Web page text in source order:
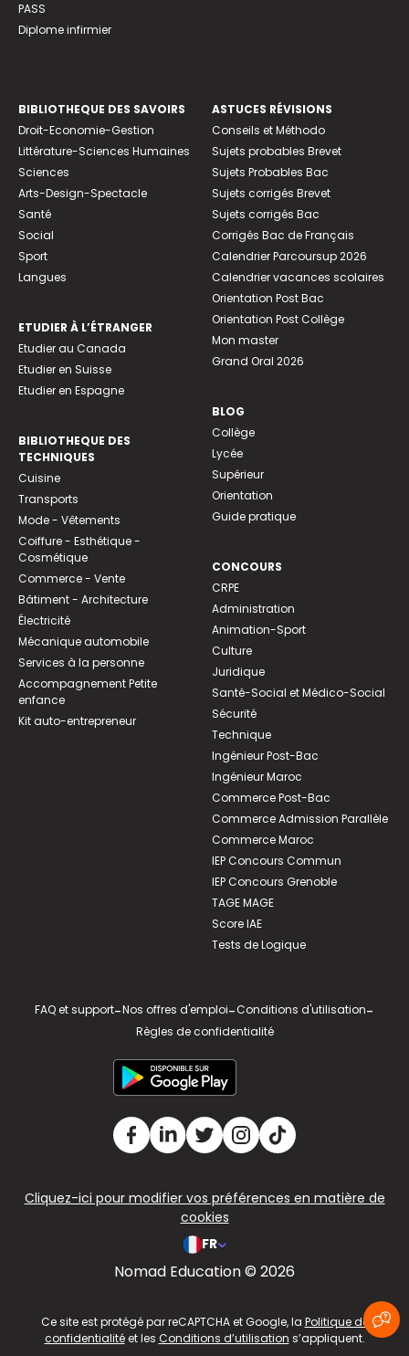
PASS
Diplome infirmier
BIBLIOTHEQUE DES SAVOIRS
Droit-Economie-Gestion
Littérature-Sciences Humaines
Sciences
Arts-Design-Spectacle
Santé
Social
Sport
Langues
ETUDIER À L’ÉTRANGER
Etudier au Canada
Etudier en Suisse
Etudier en Espagne
BIBLIOTHEQUE DES
TECHNIQUES
Cuisine
Transports
Mode - Vêtements
Coiffure - Esthétique -
Cosmétique
Commerce - Vente
Bâtiment - Architecture
Électricité
Mécanique automobile
Services à la personne
Accompagnement Petite
enfance
Kit auto-entrepreneur
ASTUCES RÉVISIONS
Conseils et Méthodo
Sujets probables Brevet
Sujets Probables Bac
Sujets corrigés Brevet
Sujets corrigés Bac
Corrigés Bac de Français
Calendrier Parcoursup 2026
Calendrier vacances scolaires
Orientation Post Bac
Orientation Post Collège
Mon master
Grand Oral 2026
BLOG
Collège
Lycée
Supérieur
Orientation
Guide pratique
CONCOURS
CRPE
Administration
Animation-Sport
Culture
Juridique
Santé-Social et Médico-Social
Sécurité
Technique
Ingénieur Post-Bac
Ingénieur Maroc
Commerce Post-Bac
Commerce Admission Parallèle
Commerce Maroc
IEP Concours Commun
IEP Concours Grenoble
TAGE MAGE
Score IAE
Tests de Logique
FAQ et support-Nos offres d'emploi-Conditions d'utilisation-
Règles de confidentialité
Cliquez-ici pour modifier vos préférences en matière de
cookies
FR
Nomad Education © 2026
Ce site est protégé par reCAPTCHA et Google, la Politique de
confidentialitéet les Conditions d’utilisation s’appliquent.